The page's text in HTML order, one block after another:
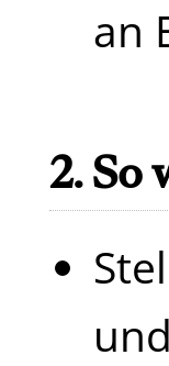
an
2.